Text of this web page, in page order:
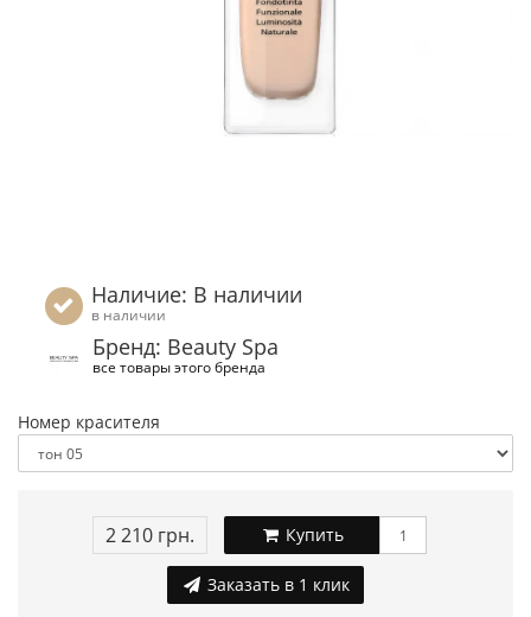
Наличие: В наличии
в наличии
Бренд: Beauty Spa
все товары этого бренда
Номер красителя
2 210 грн. Купить
Заказать в 1 клик